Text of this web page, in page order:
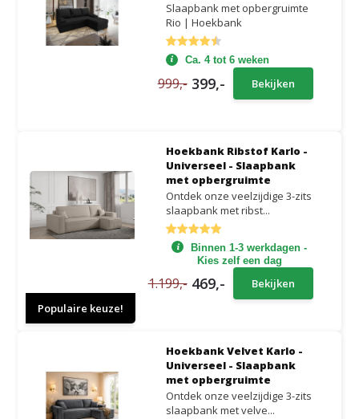
Slaapbank met opbergruimte
Rio | Hoekbank
Ca. 4 tot 6 weken
999,- 399,- Bekijken
Populaire keuze!
Hoekbank Ribstof Karlo -
Universeel - Slaapbank
met opbergruimte
Ontdek onze veelzijdige 3-zits
slaapbank met ribst...
Binnen 1-3 werkdagen -
Kies zelf een dag
1.199,- 469,- Bekijken
Hoekbank Velvet Karlo -
Universeel - Slaapbank
met opbergruimte
Ontdek onze veelzijdige 3-zits
slaapbank met velve...